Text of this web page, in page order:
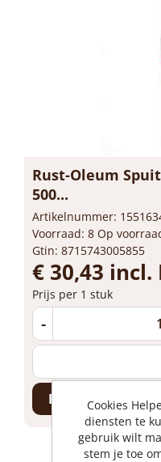
Rust-Oleum
500...
Artikelnummer:
Voorraad: 8 Op
Gtin: 8715743005855
€ 30,43 incl.
Prijs per 1 stuk
-
Bestel nu!
Cookies
diensten te
gebruik wilt
stem je toe